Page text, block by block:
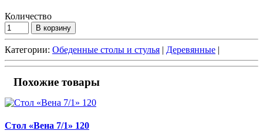
Количество
В корзину
Категории: Обеденные столы и стулья | Деревянные |
Похожие товары
Стол «Вена 7/1» 120